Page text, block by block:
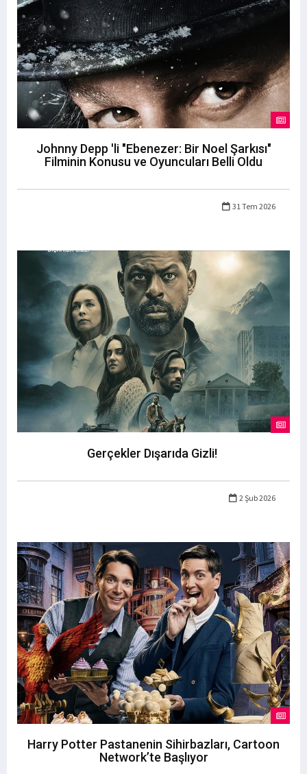
Johnny Depp 'li "Ebenezer: Bir Noel Şarkısı"
Filminin Konusu ve Oyuncuları Belli Oldu
31 Tem 2026
Gerçekler Dışarıda Gizli!
2 Şub 2026
Harry Potter Pastanenin Sihirbazları, Cartoon
Network’te Başlıyor